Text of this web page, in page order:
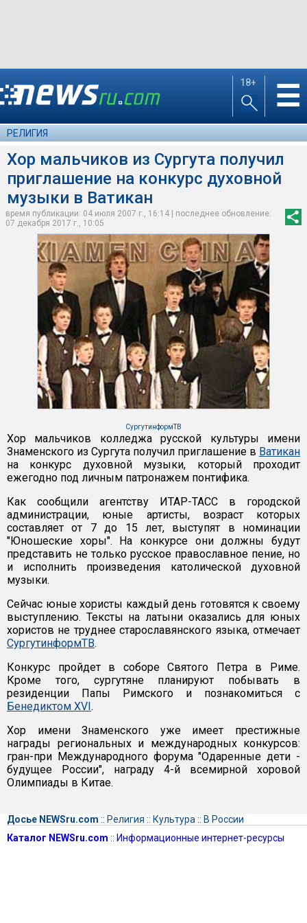
18+ ☰
РЕЛИГИЯ
Хор мальчиков из Сургута получил
приглашение на конкурс духовной
музыки в Ватикан
время публикации: 04 июля 2007 г., 16:14 | последнее обновление:
07 декабря 2017 г., 10:05
СургутинформТВ
Хор мальчиков колледжа русской культуры имени
Знаменского из Сургута получил приглашение в Ватикан
на конкурс духовной музыки, который проходит
ежегодно под личным патронажем понтифика.
Как сообщили агентству ИТАР-ТАСС в городской
администрации, юные артисты, возраст которых
составляет от 7 до 15 лет, выступят в номинации
"Юношеские хоры". На конкурсе они должны будут
представить не только русское православное пение, но
и исполнить произведения католической духовной
музыки.
Сейчас юные хористы каждый день готовятся к своему
выступлению. Тексты на латыни оказались для юных
хористов не труднее старославянского языка, отмечает
СургутинформТВ.
Конкурс пройдет в соборе Святого Петра в Риме.
Кроме того, сургутяне планируют побывать в
резиденции Папы Римского и познакомиться с
Бенедиктом XVI.
Хор имени Знаменского уже имеет престижные
награды региональных и международных конкурсов:
гран-при Международного форума "Одаренные дети -
будущее России", награду 4-й всемирной хоровой
Олимпиады в Китае.
Досье NEWSru.com :: Религия :: Культура :: В России
Каталог NEWSru.com :: Информационные интернет-ресурсы